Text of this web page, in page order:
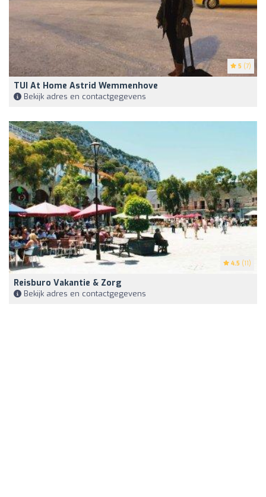
5 (7)
TUI At Home Astrid Wemmenhove
Bekijk adres en contactgegevens
4.5 (11)
Reisburo Vakantie & Zorg
Bekijk adres en contactgegevens